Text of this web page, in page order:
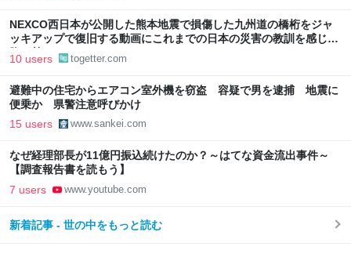
NEXCO西日本が公開した熊本地震で損傷した九州道の橋桁をジャ
ッキアップで復旧する動画にこれまでの日本の災害の教訓を感じて
胸が熱くなる
10 users togetter.com
避難中の住宅からエアコン室外機を窃盗 容疑で男を逮捕 地震に
便乗か 県警注意呼びかけ
15 users www.sankei.com
なぜ経理部長が11億円振込続けたのか？～はてな資金流出事件～
【調査報告書を読もう】
7 users www.youtube.com
新着記事 - 世の中をもっと読む